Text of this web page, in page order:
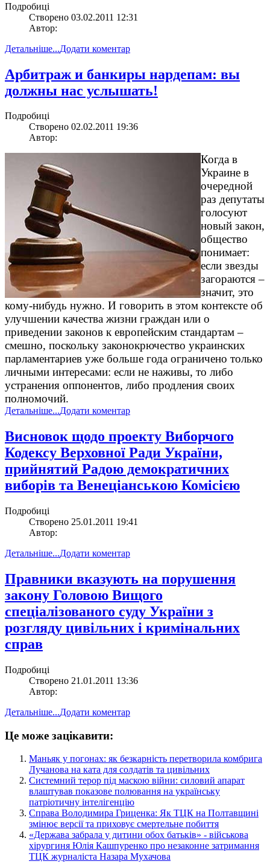
Подробиці
Створено 03.02.2011 12:31
Автор:
Детальніше...Додати коментар
Арбитраж и банкиры нардепам: вы
должны нас услышать!
Подробиці
Створено 02.02.2011 19:36
Автор:
Когда в
Украине в
очередной
раз депутаты
голосуют
новый закон,
общество
понимает:
если звезды
загораются –
значит, это
кому-нибудь нужно. И говорить в этом контексте об
улучшении качества жизни граждан или о
приведении законов к европейским стандартам –
смешно, поскольку законокрючество украинских
парламентариев уже больше года ограничено только
личными интересами: если не наживы, то либо
устранения оппонентов, либо продления своих
полномочий.
Детальніше...Додати коментар
Висновок щодо проекту Виборчого
Кодексу Верховної Ради України,
прийнятий Радою демократичних
виборів та Венеціанською Комісією
Подробиці
Створено 25.01.2011 19:41
Автор:
Детальніше...Додати коментар
Правники вказують на порушення
закону Головою Вищого
спеціалізованого суду України з
розгляду цивільних і кримінальних
справ
Подробиці
Створено 21.01.2011 13:36
Автор:
Детальніше...Додати коментар
Це може зацікавити:
​Маньяк у погонах: як безкарність перетворила комбрига
Лучанова на ката для солдатів та цивільних
​Системний терор під маскою війни: силовий апарат
влаштував показове полювання на українську
патріотичну інтелігенцію
​Справа Володимира Гриценка: Як ТЦК на Полтавщині
змінює версії та приховує смертельне побиття
​«Держава забрала у дитини обох батьків» - військова
хірургиня Юлія Кашпуренко про незаконне затримання
ТЦК журналіста Назара Мухачова